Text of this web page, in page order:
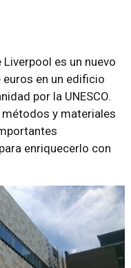
es un nuevo
en un edificio
por la UNESCO.
y materiales
enriquecerlo con